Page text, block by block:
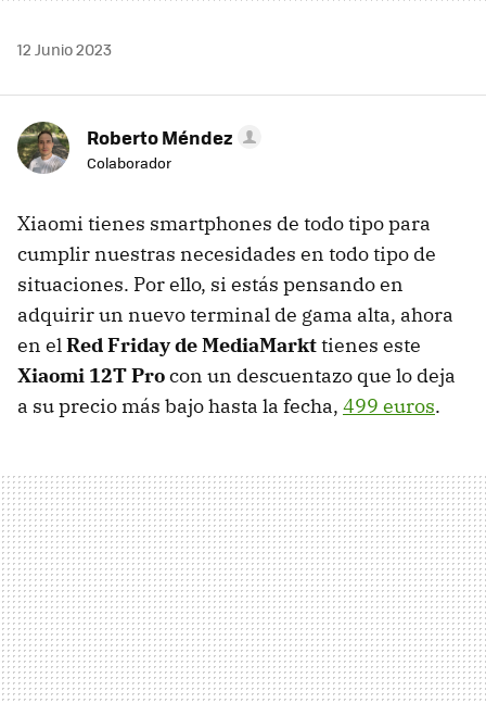
12 Junio 2023
Roberto Méndez
Colaborador
Xiaomi tienes smartphones de todo tipo para
cumplir nuestras necesidades en todo tipo de
situaciones. Por ello, si estás pensando en
adquirir un nuevo terminal de gama alta, ahora
en elRed Friday de MediaMarkttienes este
Xiaomi 12T Procon un descuentazo que lo deja
a su precio más bajo hasta la fecha, 499 euros.